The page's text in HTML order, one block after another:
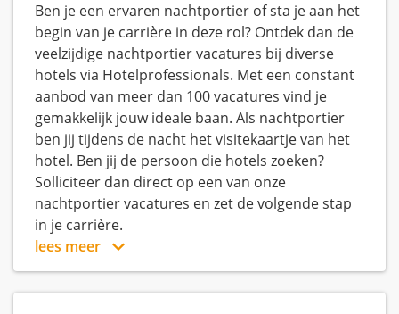
Ben je een ervaren nachtportier of sta je aan het
begin van je carrière in deze rol? Ontdek dan de
veelzijdige nachtportier vacatures bij diverse
hotels via Hotelprofessionals. Met een constant
aanbod van meer dan 100 vacatures vind je
gemakkelijk jouw ideale baan. Als nachtportier
ben jij tijdens de nacht het visitekaartje van het
hotel. Ben jij de persoon die hotels zoeken?
Solliciteer dan direct op een van onze
nachtportier vacatures en zet de volgende stap
in je carrière.
lees meer